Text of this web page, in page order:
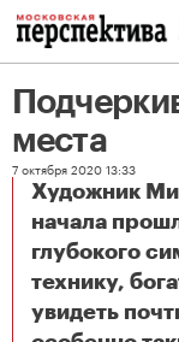
места
7 октября 2020 13:33
Художник
начала
глубокого
технику,
увидеть